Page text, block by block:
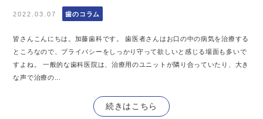
2022.03.07 歯のコラム
皆さんこんにちは。加藤歯科です。 歯医者さんはお口の中の病気を治療する
ところなので、プライバシーをしっかり守って欲しいと感じる場面も多いで
すよね。 一般的な歯科医院は、治療用のユニットが隣り合っていたり、大き
な声で治療の...
続きはこちら